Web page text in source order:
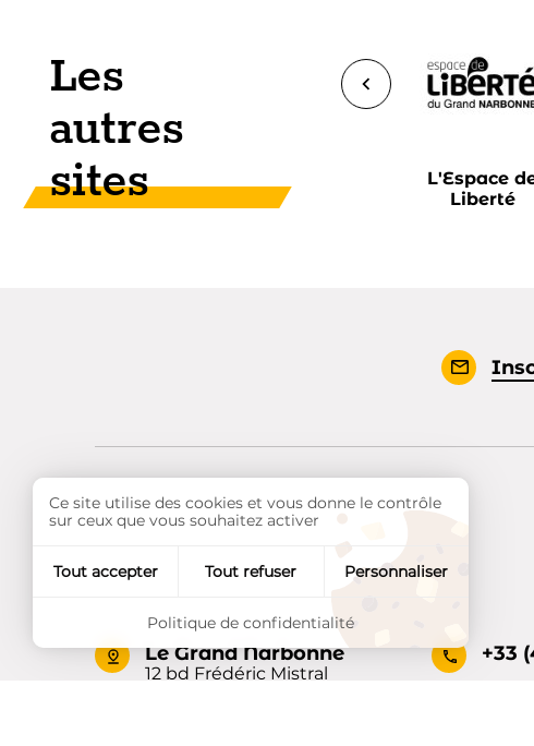
Les
autres
sites
Précédent
Pompes
funèbres du
Grand
L'Espace
Liberté
Le Grand Narbonne
12 bd Frédéric Mistral
+33
Ce site utilise des cookies et vous donne le contrôle
sur ceux que vous souhaitez activer
Tout accepter Tout refuser Personnaliser
Politique de confidentialité